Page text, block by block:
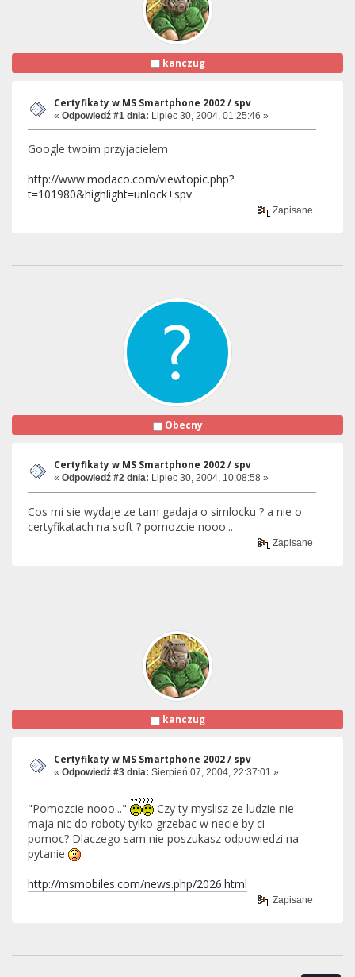
kanczug
Certyfikaty w MS Smartphone 2002 / spv
« Odpowiedź #1 dnia: Lipiec 30, 2004, 01:25:46 »
Google twoim przyjacielem
http://www.modaco.com/viewtopic.php?
t=101980&highlight=unlock+spv
Zapisane
Obecny
Certyfikaty w MS Smartphone 2002 / spv
« Odpowiedź #2 dnia: Lipiec 30, 2004, 10:08:58 »
Cos mi sie wydaje ze tam gadaja o simlocku ? a nie o
certyfikatach na soft ? pomozcie nooo...
Zapisane
kanczug
Certyfikaty w MS Smartphone 2002 / spv
« Odpowiedź #3 dnia: Sierpień 07, 2004, 22:37:01 »
"Pomozcie nooo..."
Czy ty myslisz ze ludzie nie
maja nic do roboty tylko grzebac w necie by ci
pomoc? Dlaczego sam nie poszukasz odpowiedzi na
pytanie
http://msmobiles.com/news.php/2026.html
Zapisane